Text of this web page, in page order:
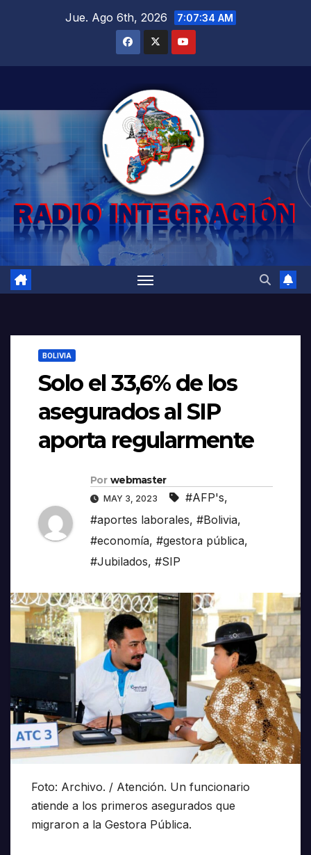
Jue. Ago 6th, 2026 7:07:35 AM
BOLIVIA
Solo el 33,6% de los
asegurados al SIP
aporta regularmente
Por webmaster
MAY 3, 2023 #AFP's,
#aportes laborales, #Bolivia,
#economía, #gestora pública,
#Jubilados, #SIP
Foto: Archivo. / Atención. Un funcionario
atiende a los primeros asegurados que
migraron a la Gestora Pública.